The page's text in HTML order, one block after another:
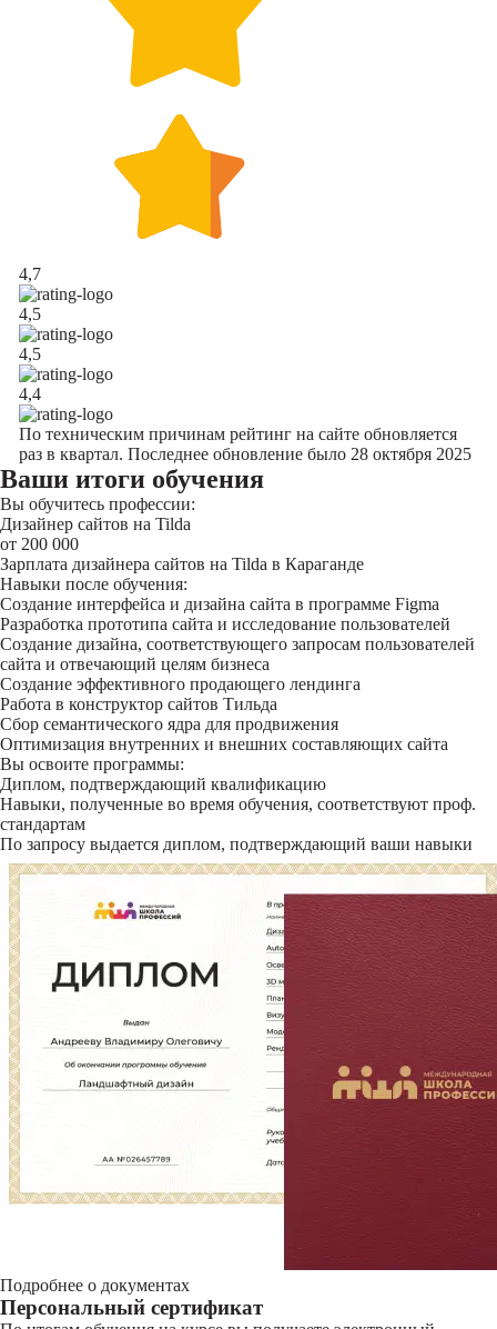
4,7
4,5
4,5
4,4
По техническим причинам рейтинг на сайте обновляется
раз в квартал. Последнее обновление было 28 октября 2025
Ваши итоги обучения
Вы обучитесь профессии:
Дизайнер сайтов на Tilda
от 200 000
Зарплата дизайнера сайтов на Tilda в Караганде
Навыки после обучения:
Создание интерфейса и дизайна сайта в программе Figma
Разработка прототипа сайта и исследование пользователей
Создание дизайна, соответствующего запросам пользователей
сайта и отвечающий целям бизнеса
Создание эффективного продающего лендинга
Работа в конструктор сайтов Тильда
Сбор семантического ядра для продвижения
Оптимизация внутренних и внешних составляющих сайта
Вы освоите программы:
Диплом, подтверждающий квалификацию
Навыки, полученные во время обучения, соответствуют проф.
стандартам
По запросу выдается диплом, подтверждающий ваши навыки
Подробнее о документах
Персональный сертификат